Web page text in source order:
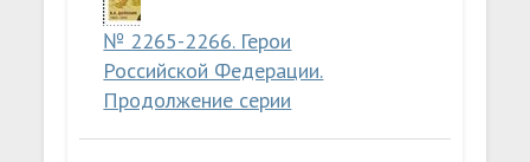
№ 2265-2266. Герои
Российской Федерации.
Продолжение серии